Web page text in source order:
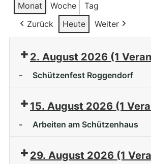
Monat
Woche
Tag
Zurück
Heute Weiter
2. August 2026 (1
- Schützenfest Roggendorf
15. August 2026 (1
- Arbeiten am Schützenhaus
29. August 2026 (1